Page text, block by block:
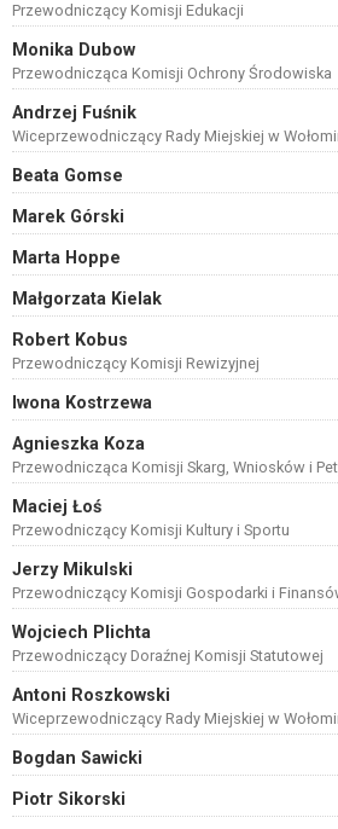
Przewodniczący Komisji Edukacji
Monika Dubow
Przewodnicząca Komisji Ochrony Środowiska
Andrzej Fuśnik
Wiceprzewodniczący Rady Miejskiej w
Beata Gomse
Marek Górski
Marta Hoppe
Małgorzata Kielak
Robert Kobus
Przewodniczący Komisji Rewizyjnej
Iwona Kostrzewa
Agnieszka Koza
Przewodnicząca Komisji Skarg, Wniosków i
Maciej Łoś
Przewodniczący Komisji Kultury i Sportu
Jerzy Mikulski
Przewodniczący Komisji Gospodarki i
Wojciech Plichta
Przewodniczący Doraźnej Komisji Statutowej
Antoni Roszkowski
Wiceprzewodniczący Rady Miejskiej w
Bogdan Sawicki
Piotr Sikorski